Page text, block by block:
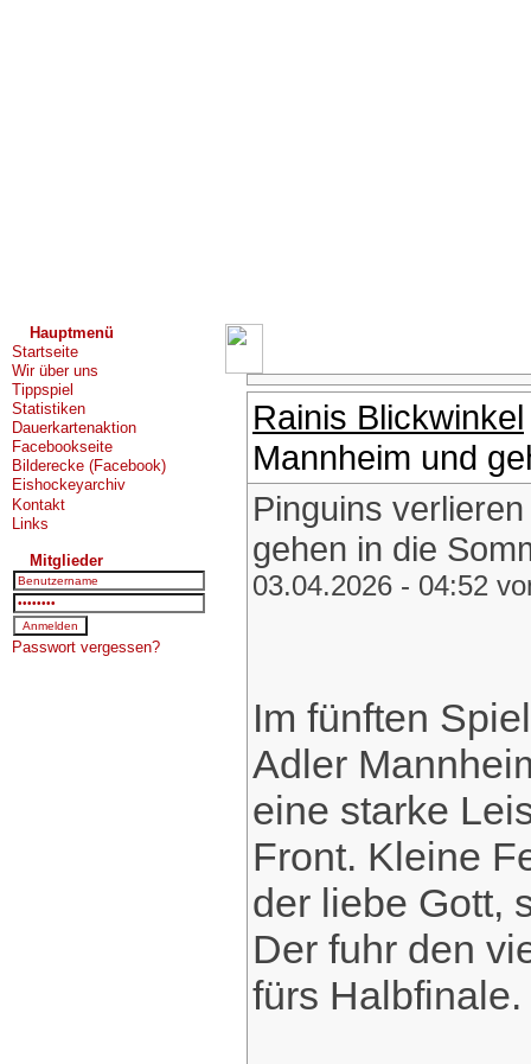
Hauptmenü
Startseite
Wir über uns
Tippspiel
Statistiken
Dauerkartenaktion
Facebookseite
Bilderecke (Facebook)
Eishockeyarchiv
Kontakt
Links
Mitglieder
Passwort vergessen?
Rainis Blickwinkel
Mannheim und
Pinguins
gehen in die
03.04.2026 - 04:52
Im fünften
Adler
eine starke
Front. Kleine
der liebe Gott,
Der fuhr den
fürs Halbfinale.